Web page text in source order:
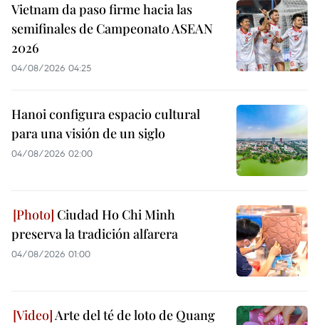
Vietnam da paso firme hacia las
semifinales de Campeonato ASEAN
2026
04/08/2026 04:25
Hanoi configura espacio cultural
para una visión de un siglo
04/08/2026 02:00
Ciudad Ho Chi Minh
preserva la tradición alfarera
04/08/2026 01:00
Arte del té de loto de Quang